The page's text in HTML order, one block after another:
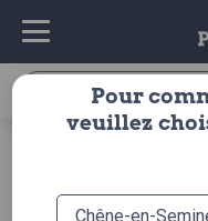
Recherche
fruits &
Pour
veuillez